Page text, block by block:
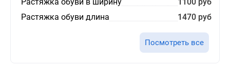
Растяжка обуви длина
1470 руб
Посмотреть все